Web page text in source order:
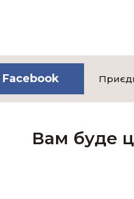
Facebook
Вам буде